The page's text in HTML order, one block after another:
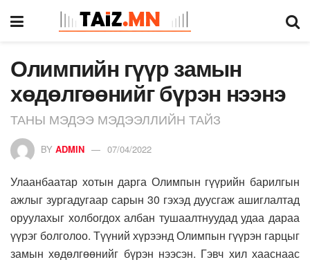
Олимпийн гүүр замын
хөдөлгөөнийг бүрэн нээнэ
ТАНЫ МЭДЭЭ МЭДЭЭЛЛИЙН ТАЙЗ
BY ADMIN 07/04/2022
Улаанбаатар хотын дарга Олимпын гүүрийн барилгын
ажлыг зургадугаар сарын 30 гэхэд дуусгаж ашиглалтад
оруулахыг холбогдох албан тушаалтнуудад удаа дараа
үүрэг болголоо. Түүний хүрээнд Олимпын гүүрэн гарцыг
замын хөдөлгөөнийг бүрэн нээсэн. Гэвч хил хааснаас